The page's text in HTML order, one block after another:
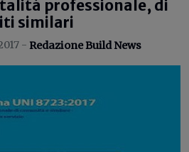
professionale, di
similari
- Redazione Build News